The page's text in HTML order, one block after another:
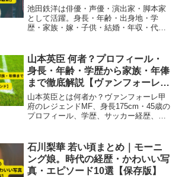
まとめ【2025最新】
池田鉄洋は俳優・声優・演出家・脚本家
として活躍。身長・年齢・出身地・学
歴・家族・嫁・子供・結婚・年収・代表
山本英臣 何者？プロフィール・
身長・年齢・学歴から家族・年俸
まで徹底解説【ヴァンフォーレ甲
府のレジェンド】
山本英臣とは何者か？ヴァンフォーレ甲
府のレジェンドMF、身長175cm・45歳の
プロフィール、学歴、サッカー経歴、家
門的視点で紹介。
石川梨華 若い頃まとめ｜モーニ
ング娘。時代の経歴・かわいい写
真・エピソード10選【保存版】